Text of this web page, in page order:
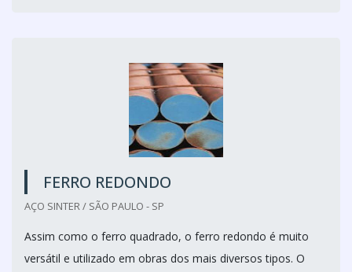
FERRO REDONDO
AÇO SINTER / SÃO PAULO - SP
Assim como o ferro quadrado, o ferro redondo é muito
versátil e utilizado em obras dos mais diversos tipos. O